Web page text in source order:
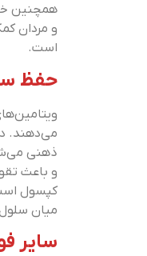
همچنین
و مردان
است.
حفظ
می‌دهند.
ذهنی
و باعث
کپسول است
میان
سایر